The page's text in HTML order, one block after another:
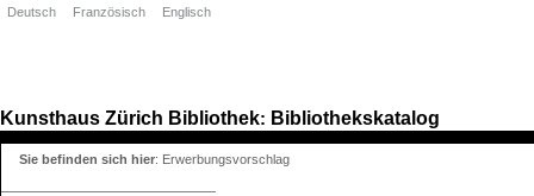
Kunsthaus Zürich Bibliothek: Bibliothekskatalog
Deutsch Französisch Englisch
Sie befinden sich hier: Erwerbungsvorschlag